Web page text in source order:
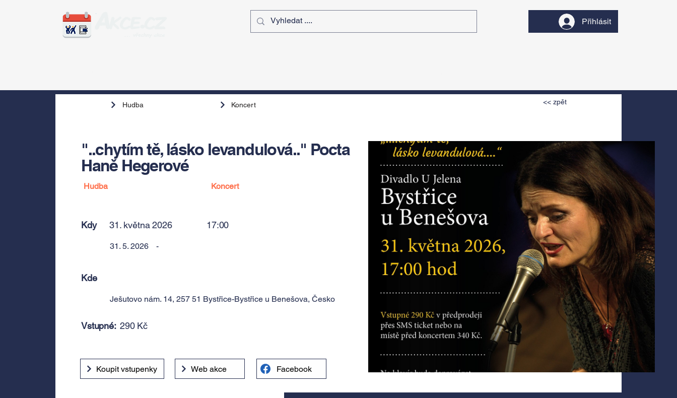
Přihlásit
Hudba Koncert << zpět
"..chytím tě, lásko levandulová.." Pocta
Haně Hegerové
Hudba Koncert
Kdy 31. května 2026 17:00
31. 5. 2026 -
Kde
Ješutovo nám. 14, 257 51 Bystřice-Bystřice u Benešova, Česko
Vstupné: 290 Kč
Koupit vstupenky Web akce Facebook